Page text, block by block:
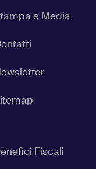
e Media
Fiscali